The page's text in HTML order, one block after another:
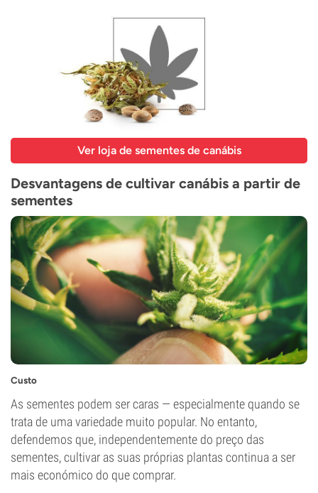
Ver loja de sementes de canábis
Desvantagens de cultivar canábis a partir de
sementes
Custo
As sementes podem ser caras — especialmente quando se
trata de uma variedade muito popular. No entanto,
defendemos que, independentemente do preço das
sementes, cultivar as suas próprias plantas continua a ser
mais económico do que comprar.